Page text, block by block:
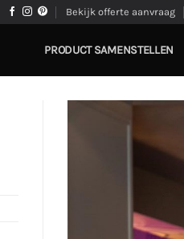
Bekijk offerte aanvraag
PRODUCT SAMENSTELLEN